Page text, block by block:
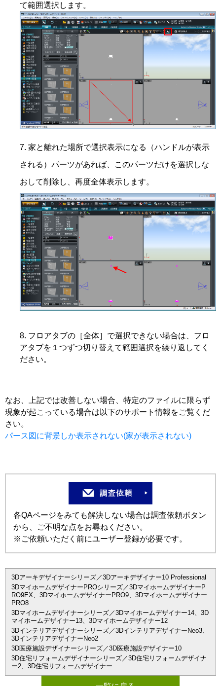
て範囲選択します。
家と離れた場所で選択表示になる（ハンドルが表示
される）パーツがあれば、このパーツだけを選択しな
おして削除し、再度全体表示します。
フロアタブの［全体］で選択できない場合は、フロ
アタブを１つずつ切り替えて範囲選択を繰り返してく
ださい。
なお、上記では改善しない場合、特定のファイルに限らず
現象が起こっている場合は以下のサポート情報をご覧くだ
さい。
パース図に背景しか表示されない(家が表示されない)
各QAページをみても解決しない場合は調査依頼ボタン
から、ご不明な点をお尋ねください。
※ご依頼いただく前にユーザー登録が必要です。
3Dアーキデザイナーシリーズ／3Dアーキデザイナー10 Professional
3DマイホームデザイナーPROシリーズ／3DマイホームデザイナーP
RO9EX、3DマイホームデザイナーPRO9、3Dマイホームデザイナー
PRO8
3Dマイホームデザイナーシリーズ／3Dマイホームデザイナー14、3D
マイホームデザイナー13、3Dマイホームデザイナー12
3Dインテリアデザイナーシリーズ／3DインテリアデザイナーNeo3、
3DインテリアデザイナーNeo2
3D医療施設デザイナーシリーズ／3D医療施設デザイナー10
3D住宅リフォームデザイナーシリーズ／3D住宅リフォームデザイナ
ー2、3D住宅リフォームデザイナー